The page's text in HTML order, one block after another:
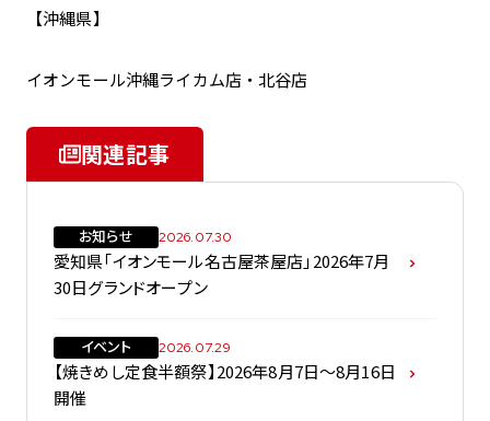
【沖縄県】
イオンモール沖縄ライカム店・北谷店
関連記事
お知らせ 2026.07.30
愛知県「イオンモール名古屋茶屋店」2026年7月
30日グランドオープン
イベント 2026.07.29
【焼きめし定食半額祭】2026年8月7日～8月16日
開催